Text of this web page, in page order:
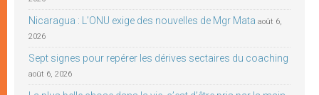
Nicaragua : L’ONU exige des nouvelles de Mgr Mata août 6,
2026
Sept signes pour repérer les dérives sectaires du coaching
août 6, 2026